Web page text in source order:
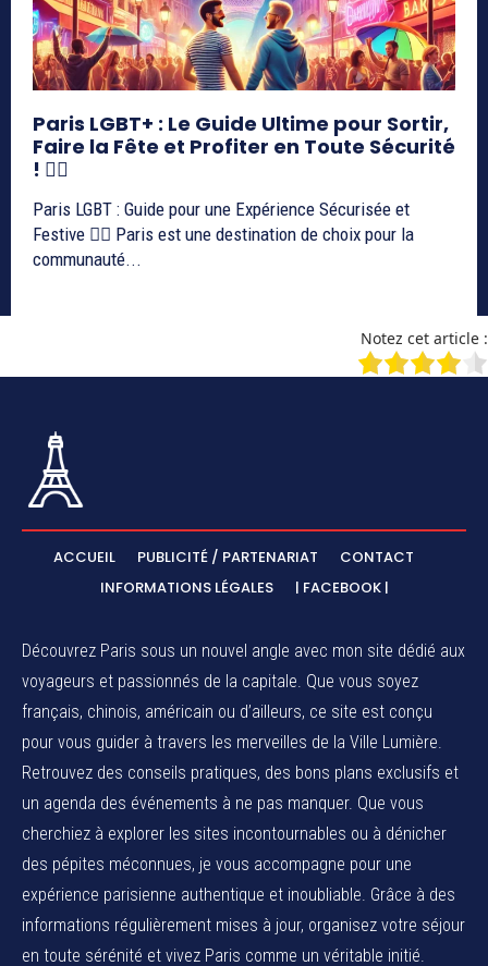
Paris LGBT+ : Le Guide Ultime pour Sortir,
Faire la Fête et Profiter en Toute Sécurité
! 🏳️‍🌈
Paris LGBT : Guide pour une Expérience Sécurisée et
Festive 🏳️‍🌈 Paris est une destination de choix pour la
communauté...
Notez cet article :
ACCUEIL PUBLICITÉ / PARTENARIAT
CONTACT
INFORMATIONS LÉGALES
| FACEBOOK |
Découvrez Paris sous un nouvel angle avec mon site dédié aux
voyageurs et passionnés de la capitale. Que vous soyez
français, chinois, américain ou d’ailleurs, ce site est conçu
pour vous guider à travers les merveilles de la Ville Lumière.
Retrouvez des conseils pratiques, des bons plans exclusifs et
un agenda des événements à ne pas manquer. Que vous
cherchiez à explorer les sites incontournables ou à dénicher
des pépites méconnues, je vous accompagne pour une
expérience parisienne authentique et inoubliable. Grâce à des
informations régulièrement mises à jour, organisez votre séjour
en toute sérénité et vivez Paris comme un véritable initié.